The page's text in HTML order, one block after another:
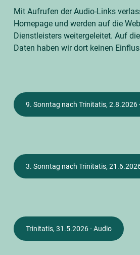
Mit Aufrufen der Audio-Links
Homepage und werden auf die
Dienstleisters weitergeleitet. Auf
Daten haben wir dort keinen
9. Sonntag nach Trinitatis, 2.8.2026
3. Sonntag nach Trinitatis,
Trinitatis, 31.5.2026 - Audio